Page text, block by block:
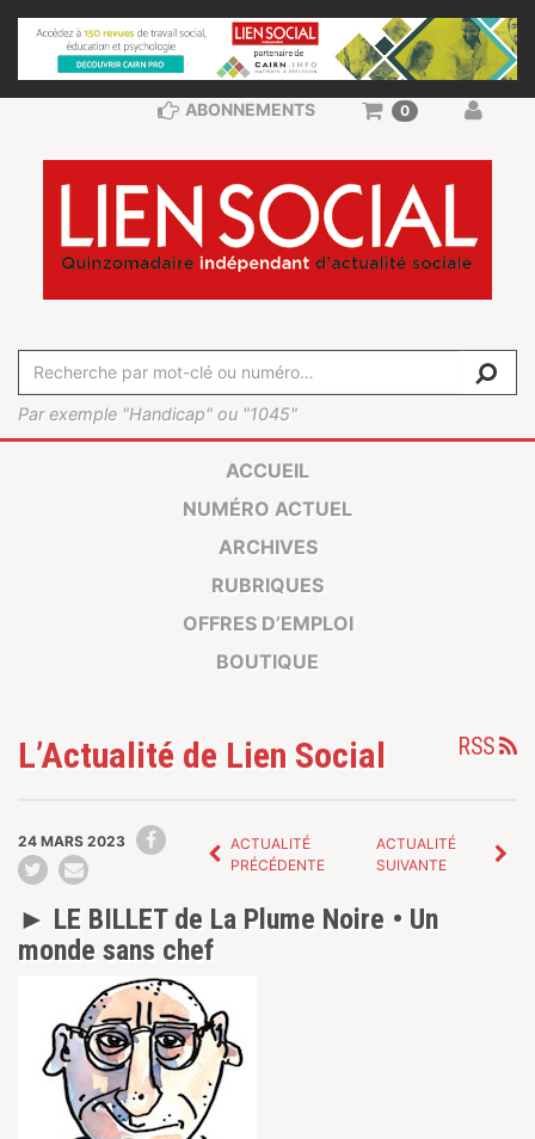
Par exemple "Handicap" ou "1045"
ABONNEMENTS 0
ACCUEIL
NUMÉRO ACTUEL
ARCHIVES
RUBRIQUES
OFFRES D’EMPLOI
BOUTIQUE
L’Actualité de Lien Social RSS
24 MARS 2023
ACTUALITÉ
PRÉCÉDENTE
ACTUALITÉ
SUIVANTE
► LE BILLET de La Plume Noire • Un
monde sans chef